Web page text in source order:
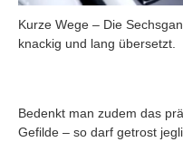
Kurze Wege – Die
knackig und lang übersetzt.
Bedenkt man zudem das
Gefilde – so darf getrost